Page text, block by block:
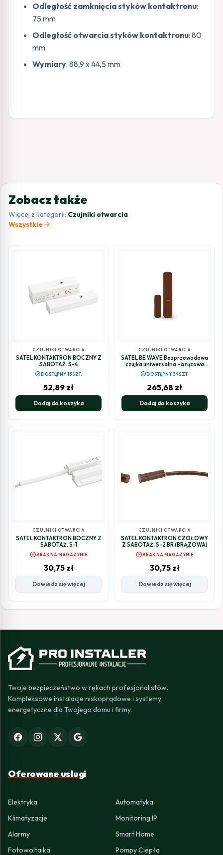
Odległość zamknięcia styków kontaktronu:
75 mm
Odległość otwarcia styków kontaktronu: 80
mm
Wymiary: 88,9 x 44,5 mm
Zobacz także
Więcej z kategorii: Czujniki otwarcia
Wszystkie arrow_forward
CZUJNIKI OTWARCIA
SATEL KONTAKTRON BOCZNY Z
SABOTAŻ. S-4
check_circleDOSTĘPNY 13SZT.
52,89 zł
Dodaj do koszyka
CZUJNIKI OTWARCIA
SATEL BE WAVE Bezprzewodowa
czujka uniwersalna - brązowa
Multipurpose Detector BR AXD-
200 BR ABAX2
check_circleDOSTĘPNY 39SZT.
265,68 zł
Dodaj do koszyka
CZUJNIKI OTWARCIA
SATEL KONTAKTRON BOCZNY Z
SABOTAŻ. S-1
cancelBRAK NA MAGAZYNIE
30,75 zł
Dowiedz się więcej
CZUJNIKI OTWARCIA
SATEL KONTAKTRON CZOŁOWY
Z SABOTAŻ. S-2 BR (BRĄZOWA)
cancelBRAK NA MAGAZYNIE
30,75 zł
Dowiedz się więcej
Twoje bezpieczeństwo w rękach profesjonalistów.
Kompleksowe instalacje niskoprądowe i systemy
energetyczne dla Twojego domu i firmy.
Oferowane usługi
Elektryka
Automatyka
Klimatyzacje
Monitoring IP
Alarmy
Smart Home
Fotowoltaika
Pompy Ciepła